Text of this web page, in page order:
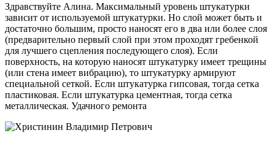
Здравствуйте Алина. Максимальный уровень штукатурки
зависит от используемой штукатурки. Но слой может быть и
достаточно большим, просто наносят его в два или более слоя
(предварительно первый слой при этом проходят гребенкой
для лучшего сцепления последующего слоя). Если
поверхность, на которую наносят штукатурку имеет трещины
(или стена имеет вибрацию), то штукатурку армируют
специальной сеткой. Если штукатурка гипсовая, тогда сетка
пластиковая. Если штукатурка цементная, тогда сетка
металлическая. Удачного ремонта